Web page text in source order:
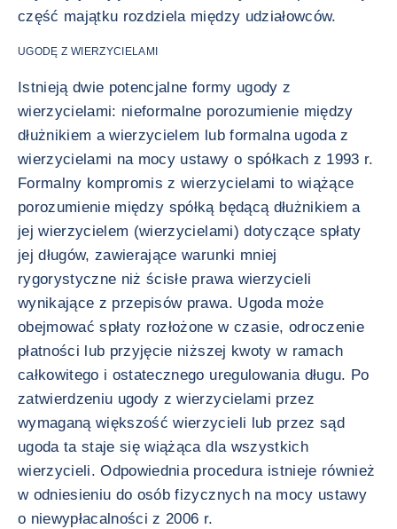
część majątku rozdziela między udziałowców.
UGODĘ Z WIERZYCIELAMI
Istnieją dwie potencjalne formy ugody z
wierzycielami: nieformalne porozumienie między
dłużnikiem a wierzycielem lub formalna ugoda z
wierzycielami na mocy ustawy o spółkach z 1993 r.
Formalny kompromis z wierzycielami to wiążące
porozumienie między spółką będącą dłużnikiem a
jej wierzycielem (wierzycielami) dotyczące spłaty
jej długów, zawierające warunki mniej
rygorystyczne niż ścisłe prawa wierzycieli
wynikające z przepisów prawa. Ugoda może
obejmować spłaty rozłożone w czasie, odroczenie
płatności lub przyjęcie niższej kwoty w ramach
całkowitego i ostatecznego uregulowania długu. Po
zatwierdzeniu ugody z wierzycielami przez
wymaganą większość wierzycieli lub przez sąd
ugoda ta staje się wiążąca dla wszystkich
wierzycieli. Odpowiednia procedura istnieje również
w odniesieniu do osób fizycznych na mocy ustawy
o niewypłacalności z 2006 r.